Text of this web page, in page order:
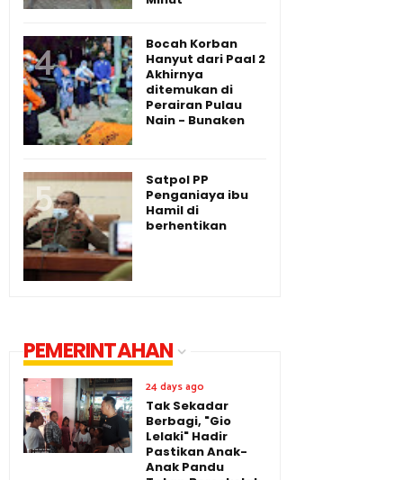
Bocah Korban
Hanyut dari Paal 2
Akhirnya
ditemukan di
Perairan Pulau
Nain - Bunaken
Satpol PP
Penganiaya ibu
Hamil di
berhentikan
PEMERINTAHAN
24 days ago
Tak Sekadar
Berbagi, "Gio
Lelaki" Hadir
Pastikan Anak-
Anak Pandu